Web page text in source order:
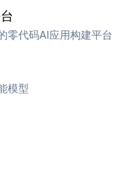
零代码AI应用构建平台
模型